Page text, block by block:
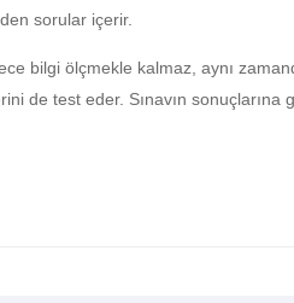
sorular içerir.
bilgi ölçmekle kalmaz, aynı
de test eder. Sınavın